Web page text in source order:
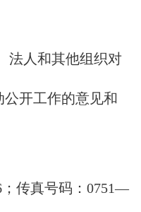
法人和其他组织对
开工作的意见和
传真号码：0751—